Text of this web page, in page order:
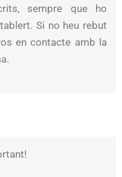
sempre que ho
Si no heu rebut
en contacte amb la